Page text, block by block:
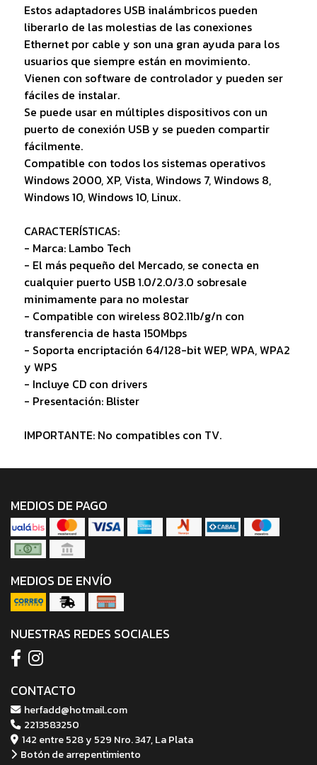
Estos adaptadores USB inalámbricos pueden
liberarlo de las molestias de las conexiones
Ethernet por cable y son una gran ayuda para los
usuarios que siempre están en movimiento.
Vienen con software de controlador y pueden ser
fáciles de instalar.
Se puede usar en múltiples dispositivos con un
puerto de conexión USB y se pueden compartir
fácilmente.
Compatible con todos los sistemas operativos
Windows 2000, XP, Vista, Windows 7, Windows 8,
Windows 10, Windows 10, Linux.
CARACTERÍSTICAS:
- Marca: Lambo Tech
- El más pequeño del Mercado, se conecta en
cualquier puerto USB 1.0/2.0/3.0 sobresale
minimamente para no molestar
- Compatible con wireless 802.11b/g/n con
transferencia de hasta 150Mbps
- Soporta encriptación 64/128-bit WEP, WPA, WPA2
y WPS
- Incluye CD con drivers
- Presentación: Blister
IMPORTANTE: No compatibles con TV.
MEDIOS DE PAGO
MEDIOS DE ENVÍO
NUESTRAS REDES SOCIALES
CONTACTO
herfadd@hotmail.com
2213583250
142 entre 528 y 529 Nro. 347, La Plata
Botón de arrepentimiento